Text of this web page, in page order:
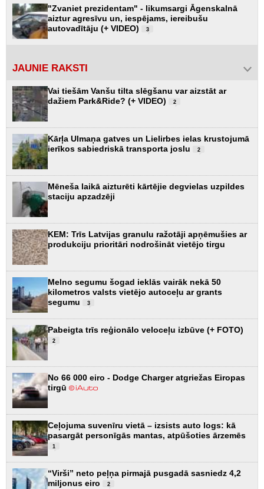
"Zvaniet prezidentam" - likumsargi Āgenskalnā
aiztur agresīvu un, iespējams, iereibušu
autovadītāju (+ VIDEO)
3
JAUNIE RAKSTI
Vai tiešām Vanšu tilta slēgšanu var aizstāt ar
dažiem Park&Ride? (+ VIDEO)
2
Kārļa Ulmaņa gatves un Lielirbes ielas krustojumā
ierīkos sabiedriskā transporta joslu
2
Mēneša laikā aizturēti kārtējie degvielas uzpildes
staciju apzadzēji
KEM: Trīs Latvijas granulu ražotāji apņēmušies ar
produkciju prioritāri nodrošināt vietējo tirgu
Melno segumu šogad ieklās vairāk nekā 50
kilometros valsts vietējo autoceļu ar grants
segumu
3
Pabeigta trīs reģionālo veloceļu izbūve (+ FOTO)
2
No 66 000 eiro - Dodge Charger atgriežas Eiropas
tirgū
Ceļojuma suvenīru vietā – izsists auto logs: kā
pasargāt personīgās mantas, atpūšoties ārzemēs
1
“Virši” neto peļņa pirmajā pusgadā sasniedz 4,2
miljonus eiro
2